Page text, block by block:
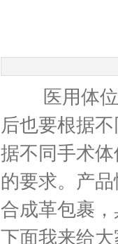
医用体位垫
后也要根据
据不同手术
的要求。产
合成革包裹
下面我来给